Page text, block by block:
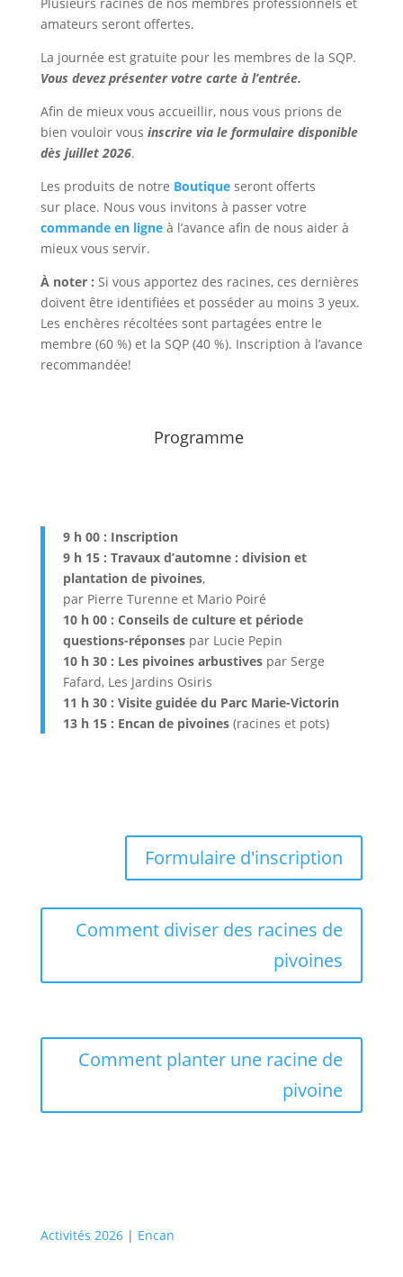
amateurs seront offertes.
La journée est gratuite pour les membres de la SQP.
Vous devez présenter votre carte à l’entrée.
Afin de mieux vous accueillir, nous vous prions de
bien vouloir vous inscrire via le formulaire disponible
dès juillet 2026.
Les produits de notre Boutiqueseront offerts
sur place. Nous vous invitons à passer votre
commande en ligneà l’avance afin de nous aider à
mieux vous servir.
À noter : Si vous apportez des racines, ces dernières
doivent être identifiées et posséder au moins 3 yeux.
Les enchères récoltées sont partagées entre le
membre (60 %) et la SQP (40 %). Inscription à l’avance
recommandée!
Programme
9 h 00 : Inscription
9 h 15 : Travaux d’automne : division et
plantation de pivoines,
par Pierre Turenne et Mario Poiré
10 h 00 : Conseils de culture et période
questions-réponsespar Lucie Pepin
10 h 30 : Les pivoines arbustivespar Serge
Fafard, Les Jardins Osiris
11 h 30 : Visite guidée du Parc Marie-Victorin
13 h 15 : Encan de pivoines(racines et pots)
Formulaire d'inscription
Comment diviser des racines de
pivoines
Comment planter une racine de
pivoine
Activités 2026| Encan